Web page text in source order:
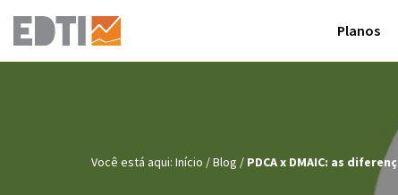
Pular
Planos
Você está aqui: Início /Blog / PDCA x DMAIC: as